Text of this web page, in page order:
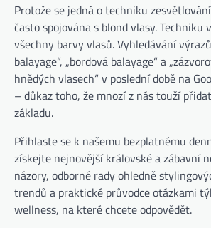
Protože se jedná o techniku
často spojována s blond vlasy. Techniku
všechny barvy vlasů. Vyhledávání
balayage“, „bordová balayage“ a
hnědých vlasech“ v poslední době na
– důkaz toho, že mnozí z nás touží
základu.
Přihlaste se k našemu bezplatnému
získejte nejnovější královské a zábavní
názory, odborné rady ohledně
trendů a praktické průvodce otázkami
wellness, na které chcete odpovědět.